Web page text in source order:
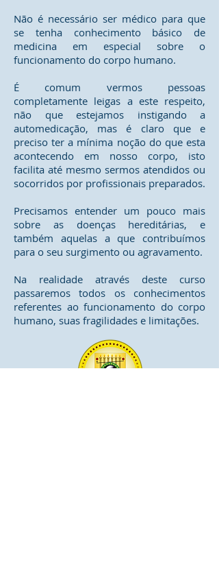
Não é necessário ser médico para que
se tenha conhecimento básico de
medicina em especial sobre o
funcionamento do corpo humano.
É comum vermos pessoas
completamente leigas a este respeito,
não que estejamos instigando a
automedicação, mas é claro que e
preciso ter a mínima noção do que esta
acontecendo em nosso corpo, isto
facilita até mesmo sermos atendidos ou
socorridos por profissionais preparados.
Precisamos entender um pouco mais
sobre as doenças hereditárias, e
também aquelas a que contribuímos
para o seu surgimento ou agravamento.
Na realidade através deste curso
passaremos todos os conhecimentos
referentes ao funcionamento do corpo
humano, suas fragilidades e limitações.